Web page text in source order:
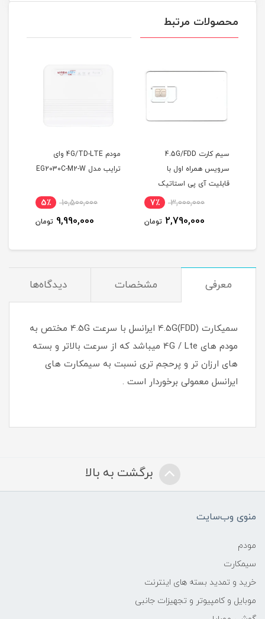
محصولات مرتبط
سیم کارت 4.5G/FDD
سرویس همراه اول با
قابلیت آی پی استاتیک
3,000,000 7٪
2,790,000 تومان
مودم 4G/TD-LTE وای
ترایب مدل EG2030C-M2-W
10,500,000 5٪
9,990,000 تومان
معرفی مشخصات دیدگاه‌ها
سمیکارت 4.5G(FDD) ایرانسل با سرعت 4.5G مختص به
مودم های 4G / Lte میباشد که از سرعت بالاتر و بسته
های ارزان تر و پرحجم تری نسبت به سیمکارت های
ایرانسل معمولی برخوردار است .
برگشت به بالا
منوی وب‌سایت
مودم
سیمکارت
خرید و تمدید بسته های اینترنت
موبایل و کامپیوتر و تجهیزات جانبی